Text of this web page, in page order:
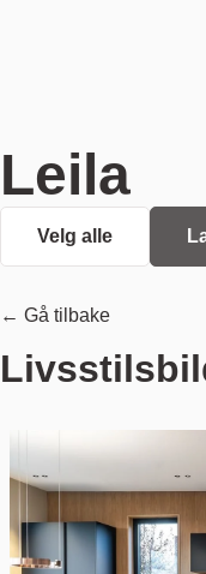
Leila
Velg alle
← Gå tilbake